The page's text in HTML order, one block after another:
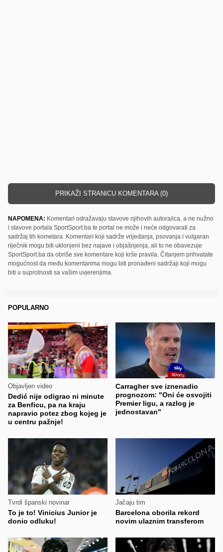
PRIKAŽI STRANICU KOMENTARA (0)
NAPOMENA: Komentari odražavaju stavove njihovih autora/ica, a ne nužno
i stavove portala SportSport.ba te portal ne može i neće odgovarati za
sadržaj tih kometara. Komentari koji sadrže vrijeđanja, psovanja i vulgaran
riječnik mogu biti uklonjeni bez najave i objašnjenja, ali to ne obavezuje
SportSport.ba da obriše sve komentare koji krše pravila. Čitanjem prihvatate
mogućnost da među komentarima mogu biti pronađeni sadržaji koji mogu
biti u suprotnosti sa vašim uvjerenjima.
POPULARNO
Objavljen video
Dedić nije odigrao ni minute
za Benficu, pa na kraju
napravio potez zbog kojeg je
u centru pažnje!
Carragher sve iznenadio
prognozom: "Oni će osvojiti
Premier ligu, a razlog je
jednostavan"
Tvrdi španski novinar
To je to! Vinicius Junior je
donio odluku!
Jačaju tim
Barcelona oborila rekord
novim ulaznim transferom